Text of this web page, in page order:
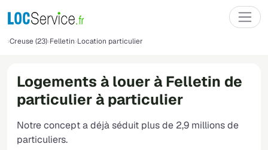
Creuse (23) Felletin Location particulier
Logements à louer à Felletin de
particulier à particulier
Notre concept a déjà séduit plus de 2,9 millions de
particuliers.